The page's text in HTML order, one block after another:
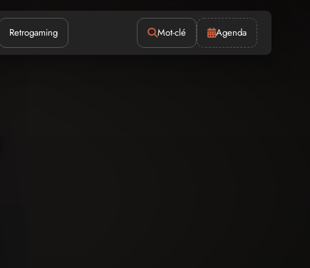
Retrogaming Mot-clé Agenda